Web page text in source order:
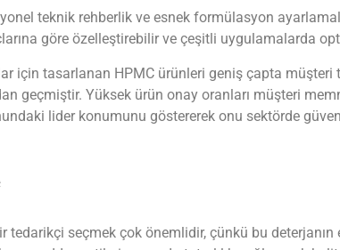
teknik rehberlik ve esnek formülasyon
göre özelleştirebilir ve çeşitli uygulamalarda
için tasarlanan HPMC ürünleri geniş çapta müşteri
geçmiştir. Yüksek ürün onay oranları müşteri
lider konumunu göstererek onu sektörde
tedarikçi seçmek çok önemlidir, çünkü bu